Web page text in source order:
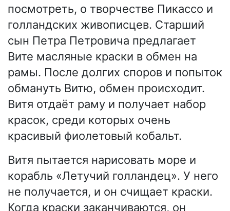
посмотреть, о творчестве Пикассо и
голландских живописцев. Старший
сын Петра Петровича предлагает
Вите масляные краски в обмен на
рамы. После долгих споров и попыток
обмануть Витю, обмен происходит.
Витя отдаёт раму и получает набор
красок, среди которых очень
красивый фиолетовый кобальт.
Витя пытается нарисовать море и
корабль «Летучий голландец». У него
не получается, и он счищает краски.
Когда краски заканчиваются, он